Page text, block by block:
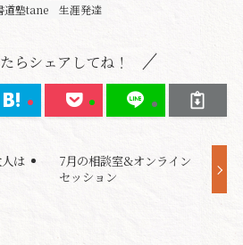
道塾tane 生涯発達
らシェアしてね！
は
7月の相談室&オンライン
セッション